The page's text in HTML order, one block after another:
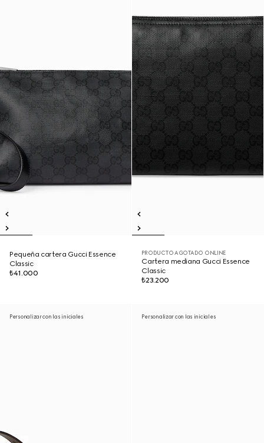
Pequeña cartera Gucci Essence
Classic
₺41.000
PRODUCTO AGOTADO ONLINE
Cartera mediana Gucci Essence
Classic
₺23.200
Personalizar con las iniciales Personalizar con las iniciales